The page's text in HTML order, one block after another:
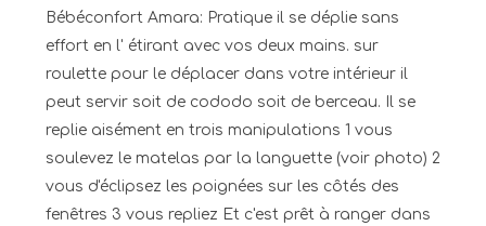
Bébéconfort Amara: Pratique il se déplie sans
effort en l' étirant avec vos deux mains. sur
roulette pour le déplacer dans votre intérieur il
peut servir soit de cododo soit de berceau. Il se
replie aisément en trois manipulations 1 vous
soulevez le matelas par la languette (voir photo) 2
vous d'éclipsez les poignées sur les côtés des
fenêtres 3 vous repliez Et c'est prêt à ranger dans